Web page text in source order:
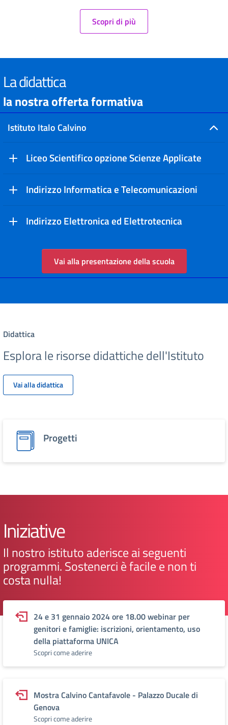
Scopri di più
La didattica
la nostra offerta formativa
Istituto Italo Calvino
Liceo Scientifico opzione Scienze Applicate
Indirizzo Informatica e Telecomunicazioni
Indirizzo Elettronica ed Elettrotecnica
Vai alla presentazione della scuola
Didattica
Esplora le risorse didattiche dell'Istituto
Vai alla didattica
Progetti
Iniziative
Il nostro istituto aderisce ai seguenti
programmi. Sostenerci è facile e non ti
costa nulla!
24 e 31 gennaio 2024 ore 18.00 webinar per
genitori e famiglie: iscrizioni, orientamento, uso
della piattaforma UNICA
Scopri come aderire
Mostra Calvino Cantafavole - Palazzo Ducale di
Genova
Scopri come aderire